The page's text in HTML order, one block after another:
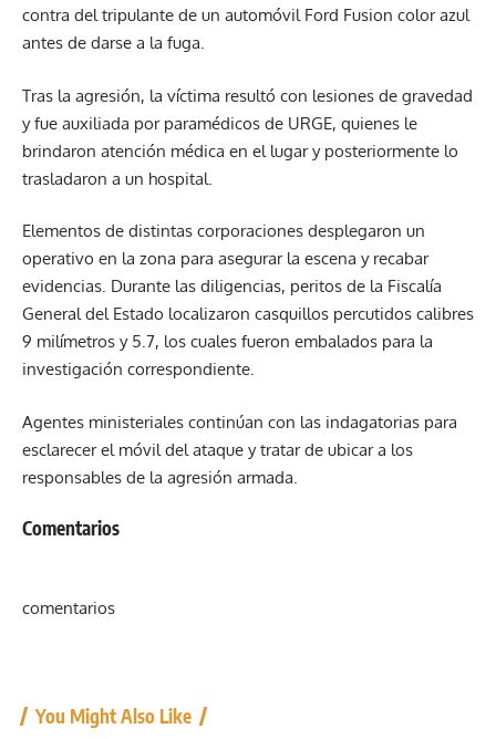
contra del tripulante de un automóvil Ford Fusion color azul
antes de darse a la fuga.
Tras la agresión, la víctima resultó con lesiones de gravedad
y fue auxiliada por paramédicos de URGE, quienes le
brindaron atención médica en el lugar y posteriormente lo
trasladaron a un hospital.
Elementos de distintas corporaciones desplegaron un
operativo en la zona para asegurar la escena y recabar
evidencias. Durante las diligencias, peritos de la Fiscalía
General del Estado localizaron casquillos percutidos calibres
9 milímetros y 5.7, los cuales fueron embalados para la
investigación correspondiente.
Agentes ministeriales continúan con las indagatorias para
esclarecer el móvil del ataque y tratar de ubicar a los
responsables de la agresión armada.
Comentarios
comentarios
You Might Also Like